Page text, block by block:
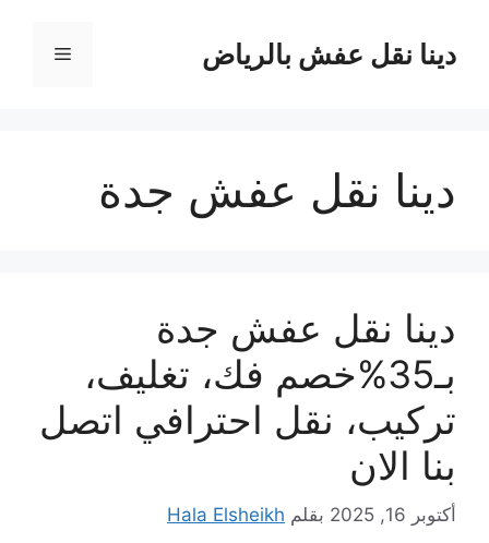
المحتوىدينا نقل عفش بالرياض القائمة
دينا نقل عفش جدة
دينا نقل عفش جدة
بـ35%خصم فك، تغليف،
تركيب، نقل احترافي اتصل
بنا الان
أكتوبر 16, 2025 بقلم Hala Elsheikh